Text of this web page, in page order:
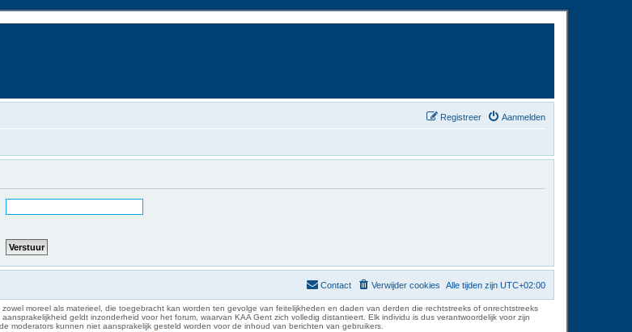
Aanmelden
Registreer
Alle tijden zijn UTC+02:00
Verwijder cookies
Contact
moreel als materieel, die toegebracht kan worden ten gevolge van feitelijkheden en daden van derden die rechtstreeks of onrechtstreeks
geldt inzonderheid voor het forum, waarvan KAA Gent zich volledig distantieert. Elk individu is dus verantwoordelijk voor zijn
moderators kunnen niet aansprakelijk gesteld worden voor de inhoud van berichten van gebruikers.